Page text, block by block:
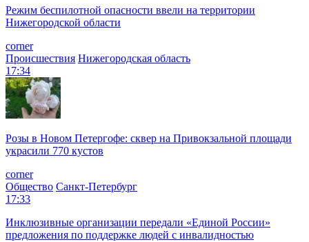
Режим беспилотной опасности ввели на территории
Нижегородской области
corner
Происшествия Нижегородская область
17:34
Розы в Новом Петергофе: сквер на Привокзальной площади
украсили 770 кустов
corner
Общество Санкт-Петербург
17:33
Инклюзивные организации передали «Единой России»
предложения по поддержке людей с инвалидностью